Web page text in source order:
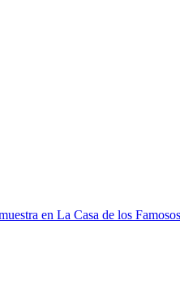
en La Casa de los